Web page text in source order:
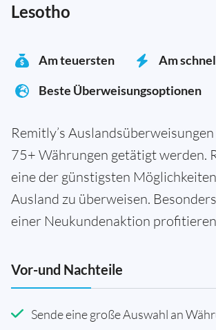
Lesotho
Am teuersten
Am
Beste Überweisungsoptionen
Remitly’s
75+ Währungen getätigt werden.
eine der günstigsten
Ausland zu überweisen.
einer Neukundenaktion
Vor-und Nachteile
Sende eine große Auswahl an